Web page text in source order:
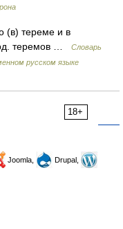
(в) тереме и в
теремов …
Словарь
русском языке
18+
Joomla,
Drupal,